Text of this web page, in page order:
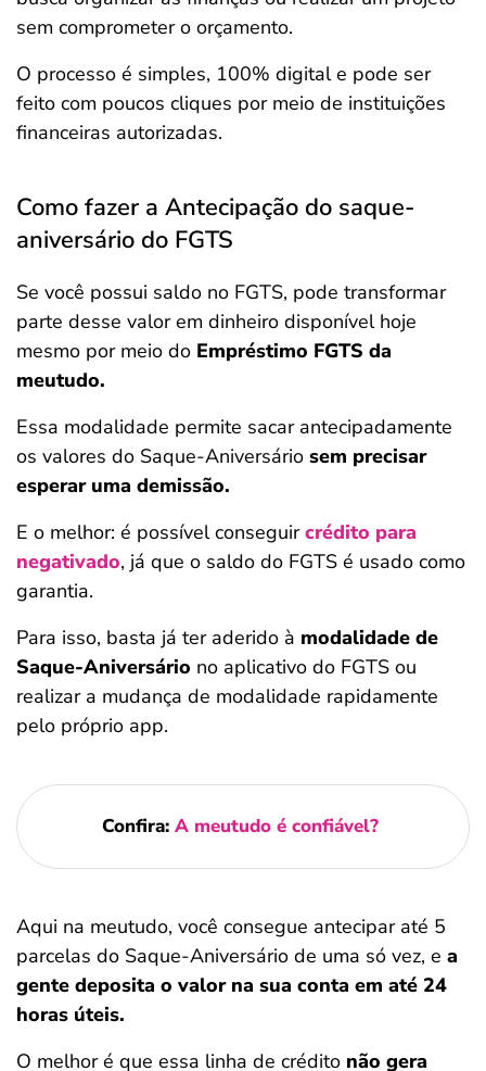
sem comprometer o orçamento.
O processo é simples, 100% digital e pode ser
feito com poucos cliques por meio de instituições
financeiras autorizadas.
Como fazer a Antecipação do saque-
aniversário do FGTS
Se você possui saldo no FGTS, pode transformar
parte desse valor em dinheiro disponível hoje
mesmo por meio do Empréstimo FGTS da
meutudo.
Essa modalidade permite sacar antecipadamente
os valores do Saque-Aniversário sem precisar
esperar uma demissão.
E o melhor: é possível conseguircrédito para
negativado, já que o saldo do FGTS é usado como
garantia.
Para isso, basta já ter aderido à modalidade de
Saque-Aniversário no aplicativo do FGTS ou
realizar a mudança de modalidade rapidamente
pelo próprio app.
Confira: A meutudo é confiável?
Aqui na meutudo, você consegue antecipar até 5
parcelas do Saque-Aniversário de uma só vez, e a
gente deposita o valor na sua conta em até 24
horas úteis.
O melhor é que essa linha de crédito não gera